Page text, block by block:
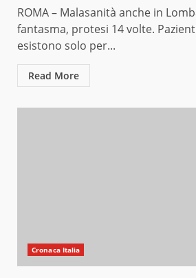
ROMA – Malasanità anche in
fantasma, protesi 14 volte.
esistono solo per...
Read More
Cronaca Italia